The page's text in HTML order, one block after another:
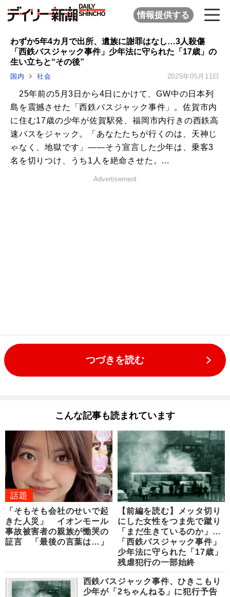
情報提供する
わずか5年4カ月で出所、遺族に謝罪はなし…3人殺傷
「西鉄バスジャック事件」少年法に守られた「17歳」の
生い立ちと“その後”
国内 社会 2025年05月11日
25年前の5月3日から4日にかけて、GW中の日本列
島を震撼させた「西鉄バスジャック事件」。佐賀市内
に住む17歳の少年が佐賀駅発、福岡市内行きの西鉄高
速バスをジャック。「あなたたちが行くのは、天神じ
ゃなく、地獄です」――そう宣言した少年は、乗客3
名を切りつけ、うち1人を絶命させた。...
Advertisement
つづきを読む
こんな記事も読まれています
話題
「そもそも会社のせいで起
きた人災」 イオンモール
事故被害者の親族が慟哭の
証言 「最後の言葉は…」
【前編を読む】メッタ切り
にした女性をつま先で蹴り
「まだ生きているのか」…
「西鉄バスジャック事件」
少年法に守られた「17歳」
残虐犯行の一部始終
西鉄バスジャック事件、ひきこもり
少年が「2ちゃんねる」に犯行予告